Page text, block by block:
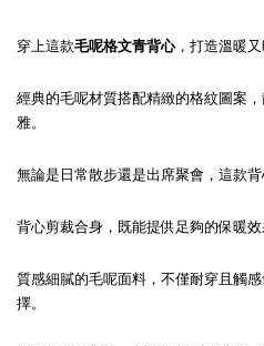
穿上這款毛呢格文青背心，打造溫暖又
經典的毛呢材質搭配精緻的格紋圖案
雅。
無論是日常散步還是出席聚會，這款
背心剪裁合身，既能提供足夠的保暖
質感細膩的毛呢面料，不僅耐穿且觸
擇。